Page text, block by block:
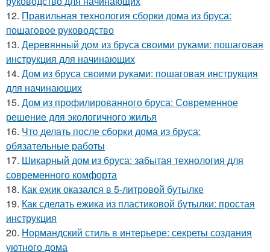
12. Правильная технология сборки дома из бруса:
пошаговое руководство
13. Деревянный дом из бруса своими руками: пошаговая
инструкция для начинающих
14. Дом из бруса своими руками: пошаговая инструкция
для начинающих
15. Дом из профилированного бруса: Современное
решение для экологичного жилья
16. Что делать после сборки дома из бруса:
обязательные работы
17. Шикарный дом из бруса: забытая технология для
современного комфорта
18. Как ежик оказался в 5-литровой бутылке
19. Как сделать ежика из пластиковой бутылки: простая
инструкция
20. Нормандский стиль в интерьере: секреты создания
уютного дома